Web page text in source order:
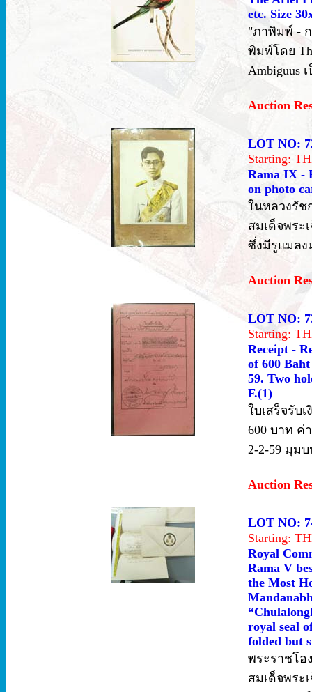
etc. Size
"ภาพิมพ์ -
พิมพ์โดย
Ambiguus
Auction
LOT NO:
Starting:
Rama IX -
on photo
ในหลวงรั
สมเด็จพระ
ซึ่งมีรูแมลง
Auction
LOT NO:
Starting:
Receipt -
of 600
59. Two
F.(1)
ใบเสร็จรับ
600 บาท ค่
2-2-59 มุม
Auction
LOT NO:
Starting:
Royal
Rama V
the Most
royal seal
folded but
พระราชโอ
สมเด็จพระ